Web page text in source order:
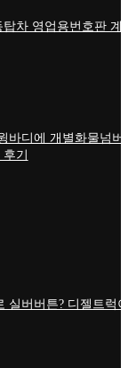
차 영업용번호판 계
바디에 개별화물넘버
기
실버버튼? 디젤트럭